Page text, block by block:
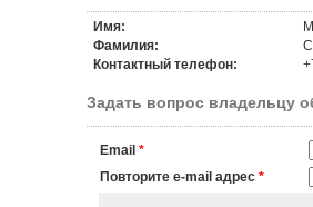
Имя:
Фамилия:
Контактный телефон:
Задать вопрос владельцу
Email *
Повторите e-mail адрес *